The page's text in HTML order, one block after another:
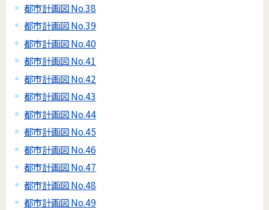
都市計画図 No.38
都市計画図 No.39
都市計画図 No.40
都市計画図 No.41
都市計画図 No.42
都市計画図 No.43
都市計画図 No.44
都市計画図 No.45
都市計画図 No.46
都市計画図 No.47
都市計画図 No.48
都市計画図 No.49